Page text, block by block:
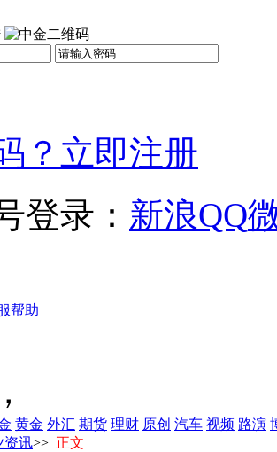
？ 立即注册
登录： 新浪QQ
帮助
黄金 外汇 期货 理财 原创 汽车 视频 路演
资讯>> 正文